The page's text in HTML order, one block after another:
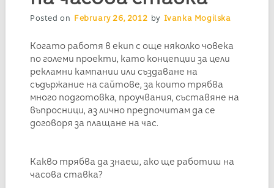
Posted on February 26, 2012 by Ivanka Mogilska
Когато работя в екип с още няколко човека
по големи проекти, като концепции за цели
рекламни кампании или създаване на
съдържание на сайтове, за които трябва
много подготовка, проучвания, съставяне на
въпросници, аз лично предпочитам да се
договоря за плащане на час.
Какво трябва да знаеш, ако ще работиш на
часова ставка?